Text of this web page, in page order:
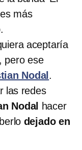
más
aceptaría
pero ese
Nodal .
las redes
Nodal
hacer
dejado en